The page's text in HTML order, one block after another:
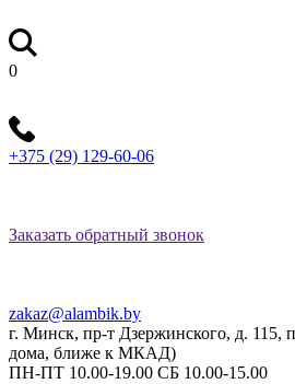
0
+375 (29) 129-60-06
Заказать обратный звонок
zakaz@alambik.by
г. Минск, пр-т Дзержинского, д. 115,
дома, ближе к МКАД)
ПН-ПТ 10.00-19.00 СБ 10.00-15.00